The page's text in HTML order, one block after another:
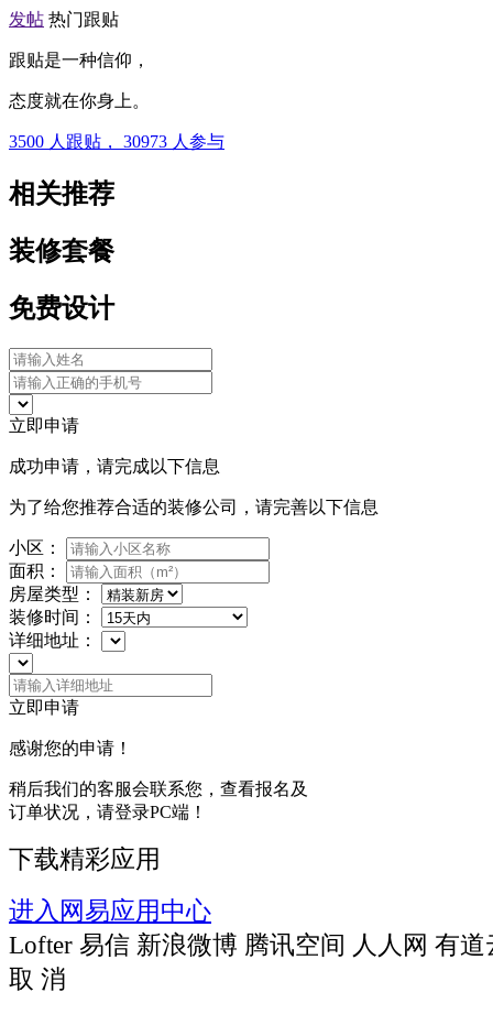
发帖 热门跟贴
跟贴是一种信仰，
态度就在你身上。
3500 人跟贴， 30973 人参与
相关推荐
装修套餐
免费设计
立即申请
成功申请，请完成以下信息
为了给您推荐合适的装修公司，请完善以下信息
小区：
面积：
房屋类型：
装修时间：
详细地址：
立即申请
感谢您的申请！
稍后我们的客服会联系您，查看报名及
订单状况，请登录PC端！
下载精彩应用
进入网易应用中心
Lofter 易信 新浪微博 腾讯空间 人人网 有道
取 消